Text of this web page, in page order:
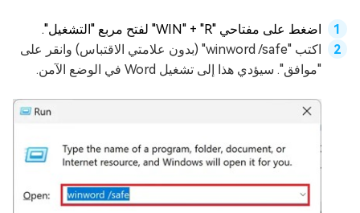
اضغط على مفتاحي "WIN" + "R" لفتح مربع "التشغيل".
اكتب "winword /safe" (بدون علامتي الاقتباس) وانقر على
"موافق". سيؤدي هذا إلى تشغيل Word في الوضع الآمن.